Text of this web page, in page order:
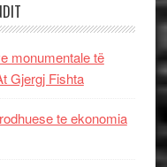
monumentale të
Gjergj Fishta
te ekonomia